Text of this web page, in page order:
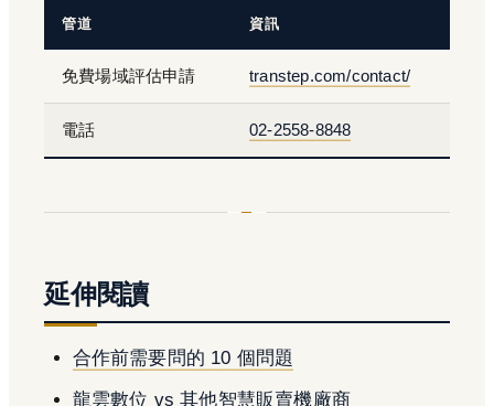
管道 資訊
免費場域評估申請 transtep.com/contact/
電話 02-2558-8848
延伸閱讀
合作前需要問的 10 個問題
龍雲數位 vs 其他智慧販賣機廠商